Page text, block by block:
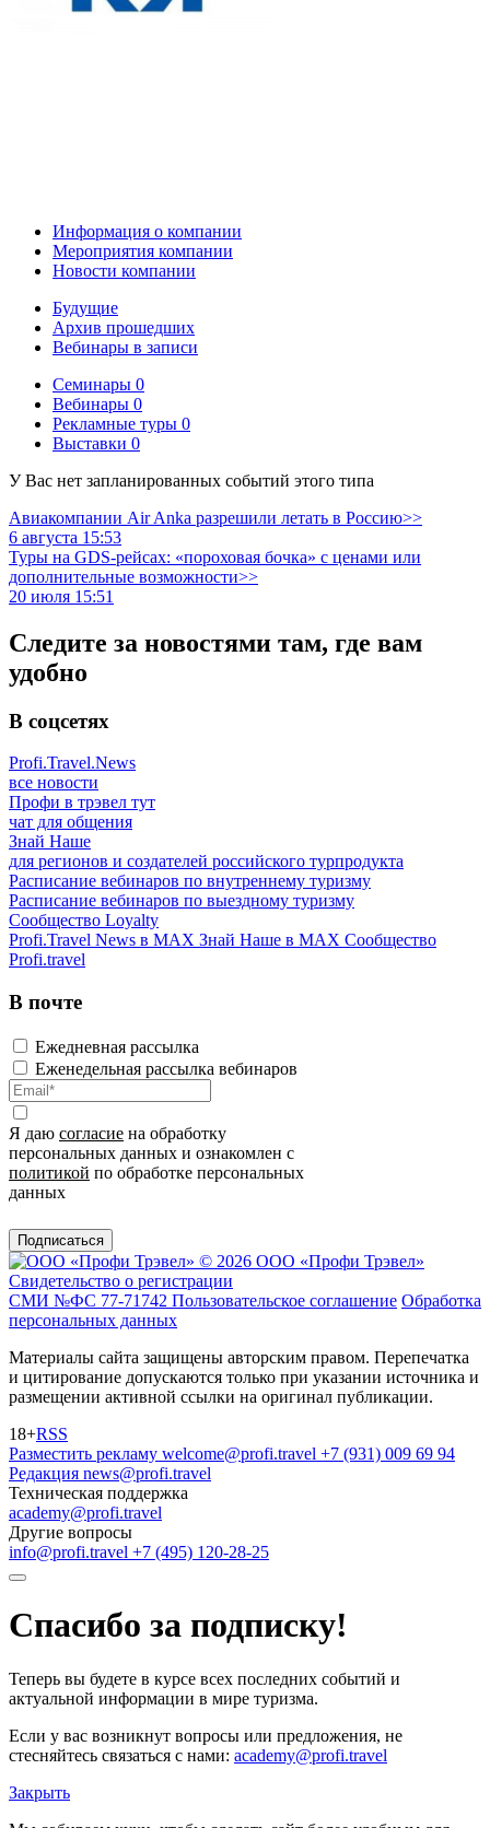
Информация о компании
Мероприятия компании
Новости компании
Будущие
Архив прошедших
Вебинары в записи
Семинары 0
Вебинары 0
Рекламные туры 0
Выставки 0
У Вас нет запланированных событий этого типа
Авиакомпании Air Anka разрешили летать в Россию>>
6 августа 15:53
Туры на GDS-рейсах: «пороховая бочка» с ценами или
дополнительные возможности>>
20 июля 15:51
Следите за новостями там, где вам
удобно
В соцсетях
Profi.Travel.News
все новости
Профи в трэвел тут
чат для общения
Знай Наше
для регионов и создателей российского турпродукта
Расписание вебинаров по внутреннему туризму
Расписание вебинаров по выездному туризму
Сообщество Loyalty
Profi.Travel News в MAX Знай Наше в MAX Сообщество
Profi.travel
В почте
Ежедневная рассылка
Еженедельная рассылка вебинаров
Я даю согласие на обработку
персональных данных и ознакомлен с
политикой по обработке персональных
данных
Подписаться
© 2026 ООО «Профи Трэвeл»
Свидетельство о регистрации
СМИ №ФС 77-71742 Пользовательское соглашение Обработка
персональных данных
Материалы сайта защищены авторским правом. Перепечатка
и цитирование допускаются только при указании источника и
размещении активной ссылки на оригинал публикации.
18+RSS
Разместить рекламу welcome@profi.travel +7 (931) 009 69 94
Редакция news@profi.travel
Техническая поддержка
academy@profi.travel
Другие вопросы
info@profi.travel +7 (495) 120-28-25
Спасибо за подписку!
Теперь вы будете в курсе всех последних событий и
актуальной информации в мире туризма.
Если у вас возникнут вопросы или предложения, не
стесняйтесь связаться с нами: academy@profi.travel
Закрыть